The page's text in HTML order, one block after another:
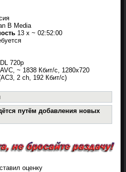
B Media
13 х ~ 02:52:00
720p
~ 1838 Кбит/с, 1280x720
2 ch, 192 Кбит/с)
путём добавления новых
оценку